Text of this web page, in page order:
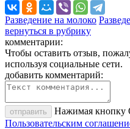
Разведение на молоко
вернуться в рубрику
комментарии:
Чтобы оставить отзыв,
используя социальные сети.
добавить комментарий:
отправить
Нажимая кнопку
Пользовательским